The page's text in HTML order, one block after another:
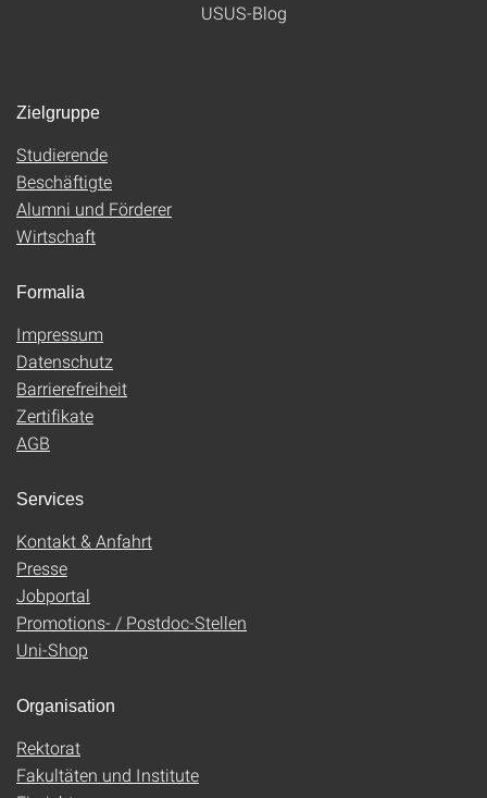
USUS-Blog
Zielgruppe
Studierende
Beschäftigte
Alumni und Förderer
Wirtschaft
Formalia
Impressum
Datenschutz
Barrierefreiheit
Zertifikate
AGB
Services
Kontakt & Anfahrt
Presse
Jobportal
Promotions- / Postdoc-Stellen
Uni-Shop
Organisation
Rektorat
Fakultäten und Institute